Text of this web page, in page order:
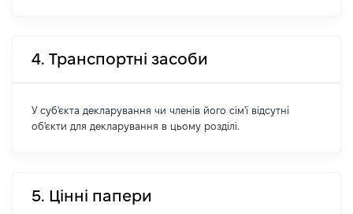
4. Транспортні засоби
У суб'єкта декларування чи членів його сім'ї відсутні
об'єкти для декларування в цьому розділі.
5. Цінні папери